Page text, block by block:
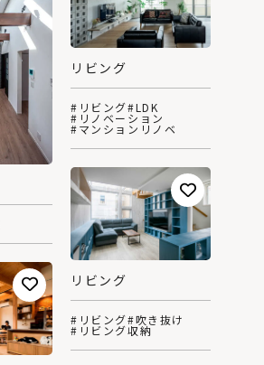
リビング
#リビング#LDK
#リノベーション
#マンションリノベ
リビング
#リビング#吹き抜け
#リビング収納